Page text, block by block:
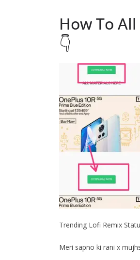
How To
👇
Trending Lofi Remix
Meri sapno ki rani x